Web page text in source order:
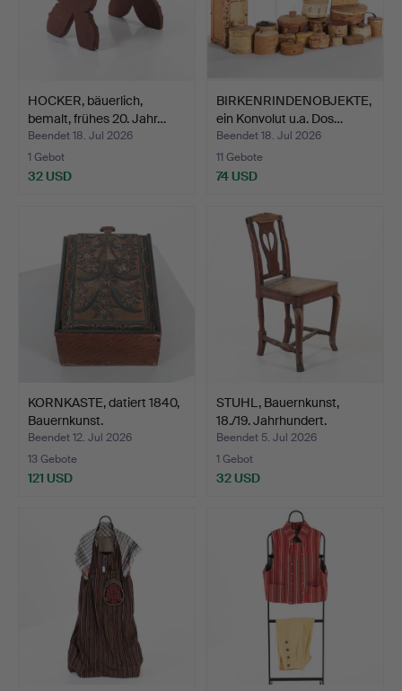
HOCKER, bäuerlich,
bemalt, frühes 20. Jahr…
Beendet 18. Jul 2026
1 Gebot
32 USD
BIRKENRINDENOBJEKTE,
ein Konvolut u.a. Dos…
Beendet 18. Jul 2026
11 Gebote
74 USD
KORNKASTE, datiert 1840,
Bauernkunst.
Beendet 12. Jul 2026
13 Gebote
121 USD
STUHL, Bauernkunst,
18./19. Jahrhundert.
Beendet 5. Jul 2026
1 Gebot
32 USD